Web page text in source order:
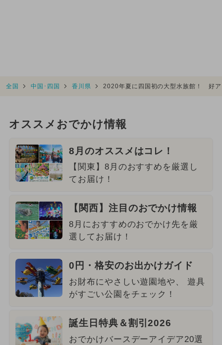
全国 中国･四国 香川県 2020年夏に四国初の大型水族館！ 好ア
オススメおでかけ情報
8月のオススメはコレ！
【関東】8月のおすすめを厳選し
てお届け！
【関西】注目のおでかけ情報
8月におすすめのおでかけ先を厳
選してお届け！
0円・格安のお出かけガイド
お財布にやさしい遊園地や、 遊具
がすごい公園をチェック！
誕生日特典＆割引2026
おでかけバースデーアイデア20選